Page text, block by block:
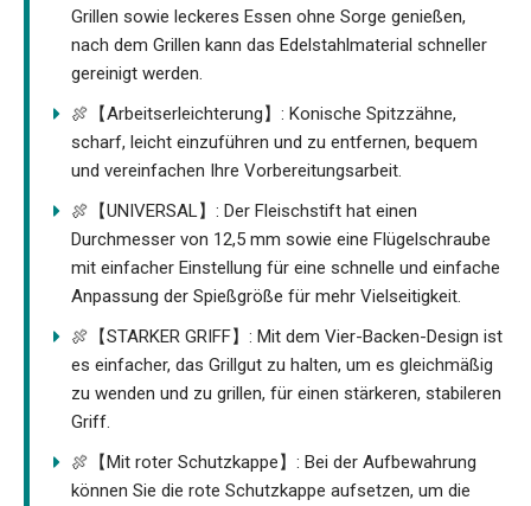
Grillen sowie leckeres Essen ohne Sorge genießen,
nach dem Grillen kann das Edelstahlmaterial schneller
gereinigt werden.
🍖【Arbeitserleichterung】: Konische Spitzzähne,
scharf, leicht einzuführen und zu entfernen, bequem
und vereinfachen Ihre Vorbereitungsarbeit.
🍖【UNIVERSAL】: Der Fleischstift hat einen
Durchmesser von 12,5 mm sowie eine Flügelschraube
mit einfacher Einstellung für eine schnelle und einfache
Anpassung der Spießgröße für mehr Vielseitigkeit.
🍖【STARKER GRIFF】: Mit dem Vier-Backen-Design ist
es einfacher, das Grillgut zu halten, um es gleichmäßig
zu wenden und zu grillen, für einen stärkeren, stabileren
Griff.
🍖【Mit roter Schutzkappe】: Bei der Aufbewahrung
können Sie die rote Schutzkappe aufsetzen, um die